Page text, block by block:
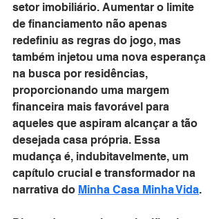
setor imobiliário. Aumentar o limite
de financiamento não apenas
redefiniu as regras do jogo, mas
também injetou uma nova esperança
na busca por residências,
proporcionando uma margem
financeira mais favorável para
aqueles que aspiram alcançar a tão
desejada casa própria. Essa
mudança é, indubitavelmente, um
capítulo crucial e transformador na
narrativa do Minha Casa Minha Vida.